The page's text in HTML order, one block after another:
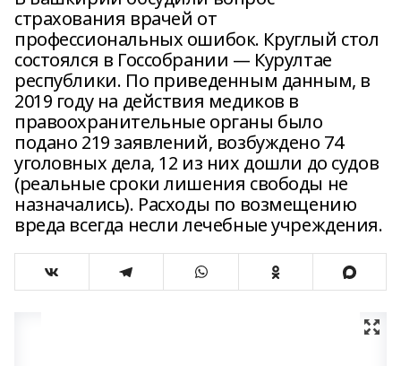
страхования врачей от
профессиональных ошибок. Круглый стол
состоялся в Госсобрании — Курултае
республики. По приведенным данным, в
2019 году на действия медиков в
правоохранительные органы было
подано 219 заявлений, возбуждено 74
уголовных дела, 12 из них дошли до судов
(реальные сроки лишения свободы не
назначались). Расходы по возмещению
вреда всегда несли лечебные учреждения.